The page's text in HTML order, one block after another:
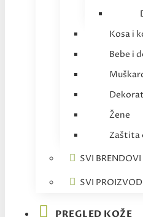
Kosa i
Bebe i
Žene
Zaštita
SVI BRENDOVI
SVI
PREGLED KOŽE